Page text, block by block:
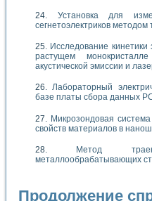
Установка для
сегнетоэлектриков
Исследование
растущем
акустической эмиссии и
Лабораторный
базе платы сбора данных
Микрозондовая
свойств материалов в
Метод
металлообрабатывающих
Продолжение